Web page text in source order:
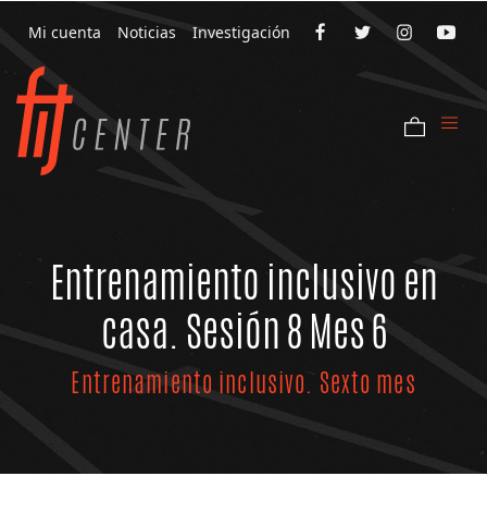
Mi cuenta Noticias Investigación
Entrenamiento inclusivo en
casa. Sesión 8 Mes 6
Entrenamiento inclusivo. Sexto mes